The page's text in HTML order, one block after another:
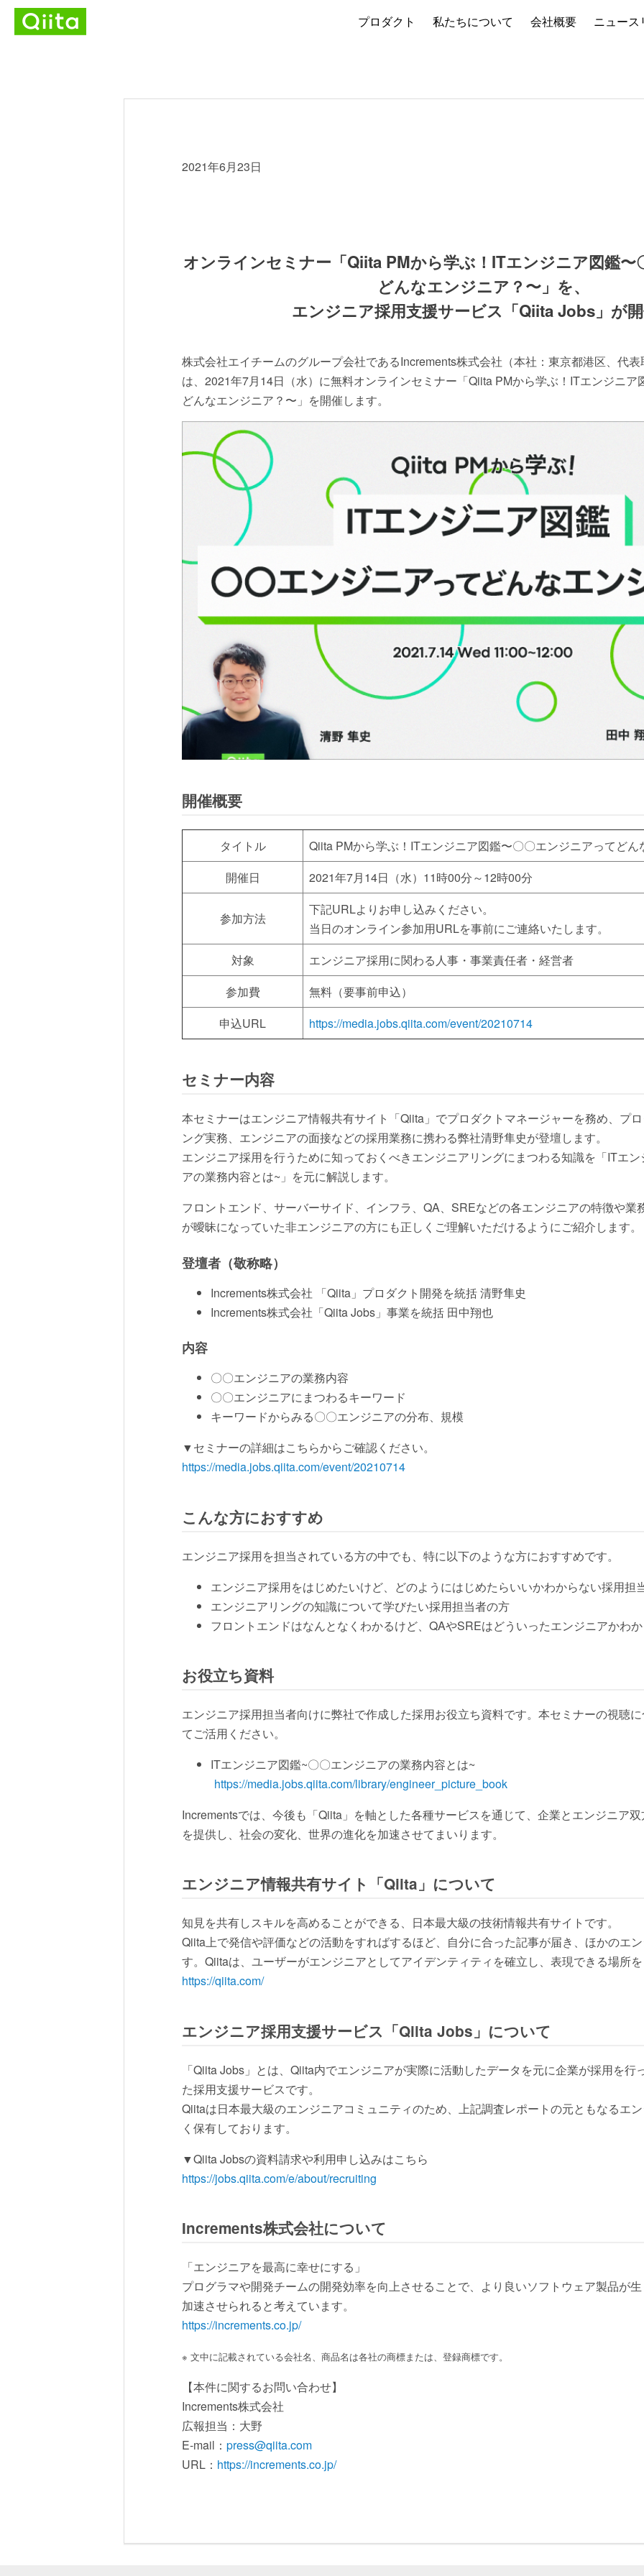
プロダクト 私たちについて 会社概要 ニュース
2021年6月23日
オンラインセミナー「Qiita PMから学ぶ！ITエンジニア図鑑〜
どんなエンジニア？〜」を、
エンジニア採用支援サービス「Qiita Jobs」が
株式会社エイチームのグループ会社であるIncrements株式会社（本社：東京都港区、代
は、2021年7月14日（水）に無料オンラインセミナー「Qiita PMから学ぶ！ITエンジニア
どんなエンジニア？〜」を開催します。
開催概要
タイトル
Qiita PMから学ぶ！ITエンジニア図鑑〜〇〇エンジニアってど
開催日
2021年7月14日（水）11時00分～12時00分
参加方法
下記URLよりお申し込みください。
当日のオンライン参加用URLを事前にご連絡いたします。
対象
エンジニア採用に関わる人事・事業責任者・経営者
参加費
無料（要事前申込）
申込URL
https://media.jobs.qiita.com/event/20210714
セミナー内容
本セミナーはエンジニア情報共有サイト「Qiita」でプロダクトマネージャーを務め、プ
ング実務、エンジニアの面接などの採用業務に携わる弊社清野隼史が登壇します。
エンジニア採用を行うために知っておくべきエンジニアリングにまつわる知識を「ITエ
アの業務内容とは~」を元に解説します。
フロントエンド、サーバーサイド、インフラ、QA、SREなどの各エンジニアの特徴や業
が曖昧になっていた非エンジニアの方にも正しくご理解いただけるようにご紹介します。
登壇者（敬称略）
Increments株式会社 「Qiita」プロダクト開発を統括 清野隼史
Increments株式会社「Qiita Jobs」事業を統括 田中翔也
内容
〇〇エンジニアの業務内容
〇〇エンジニアにまつわるキーワード
キーワードからみる〇〇エンジニアの分布、規模
▼セミナーの詳細はこちらからご確認ください。
https://media.jobs.qiita.com/event/20210714
こんな方におすすめ
エンジニア採用を担当されている方の中でも、特に以下のような方におすすめです。
エンジニア採用をはじめたいけど、どのようにはじめたらいいかわからない採用担
エンジニアリングの知識について学びたい採用担当者の方
フロントエンドはなんとなくわかるけど、QAやSREはどういったエンジニアかわ
お役立ち資料
エンジニア採用担当者向けに弊社で作成した採用お役立ち資料です。本セミナーの視聴
てご活用ください。
ITエンジニア図鑑~〇〇エンジニアの業務内容とは~
https://media.jobs.qiita.com/library/engineer_picture_book
Incrementsでは、今後も「Qiita」を軸とした各種サービスを通じて、企業とエンジニア
を提供し、社会の変化、世界の進化を加速させてまいります。
エンジニア情報共有サイト「Qiita」について
知見を共有しスキルを高めることができる、日本最大級の技術情報共有サイトです。
Qiita上で発信や評価などの活動をすればするほど、自分に合った記事が届き、ほかのエ
す。Qiitaは、ユーザーがエンジニアとしてアイデンティティを確立し、表現できる場所
https://qiita.com/
エンジニア採用支援サービス「Qiita Jobs」について
「Qiita Jobs」とは、Qiita内でエンジニアが実際に活動したデータを元に企業が採用を行
た採用支援サービスです。
Qiitaは日本最大級のエンジニアコミュニティのため、上記調査レポートの元ともなるエ
く保有しております。
▼Qiita Jobsの資料請求や利用申し込みはこちら
https://jobs.qiita.com/e/about/recruiting
Increments株式会社について
「エンジニアを最高に幸せにする」
プログラマや開発チームの開発効率を向上させることで、より良いソフトウェア製品が
加速させられると考えています。
https://increments.co.jp/
※ 文中に記載されている会社名、商品名は各社の商標または、登録商標です。
【本件に関するお問い合わせ】
Increments株式会社
広報担当：大野
E-mail： press@qiita.com
URL： https://increments.co.jp/